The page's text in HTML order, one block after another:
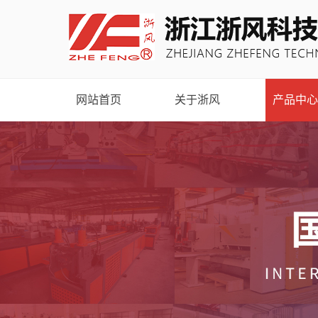
网站首页 关于浙风 产品中心